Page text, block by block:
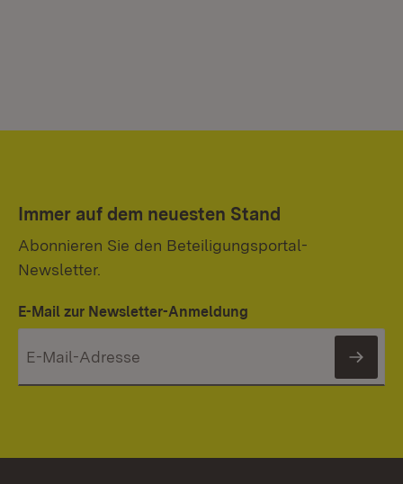
Immer auf dem neuesten Stand
Abonnieren Sie den Beteiligungsportal-
Newsletter.
E-Mail zur Newsletter-Anmeldung